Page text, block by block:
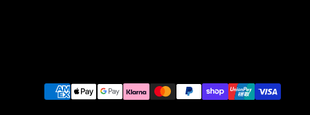
Zahlungsarten
YouTube